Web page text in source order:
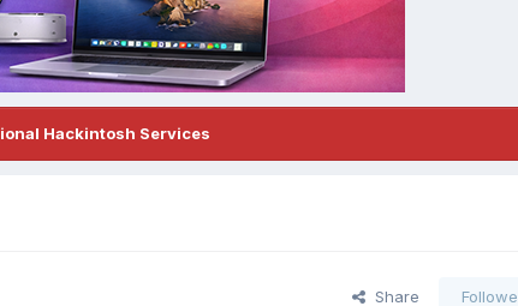
Hackintosh Services
Share